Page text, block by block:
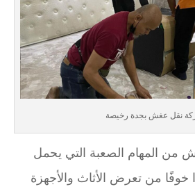
نقل عغش بجدة رخيصة
من المهام الصعبة التي يحمل
خوفًا من تعرض الأثاث والأجهزة